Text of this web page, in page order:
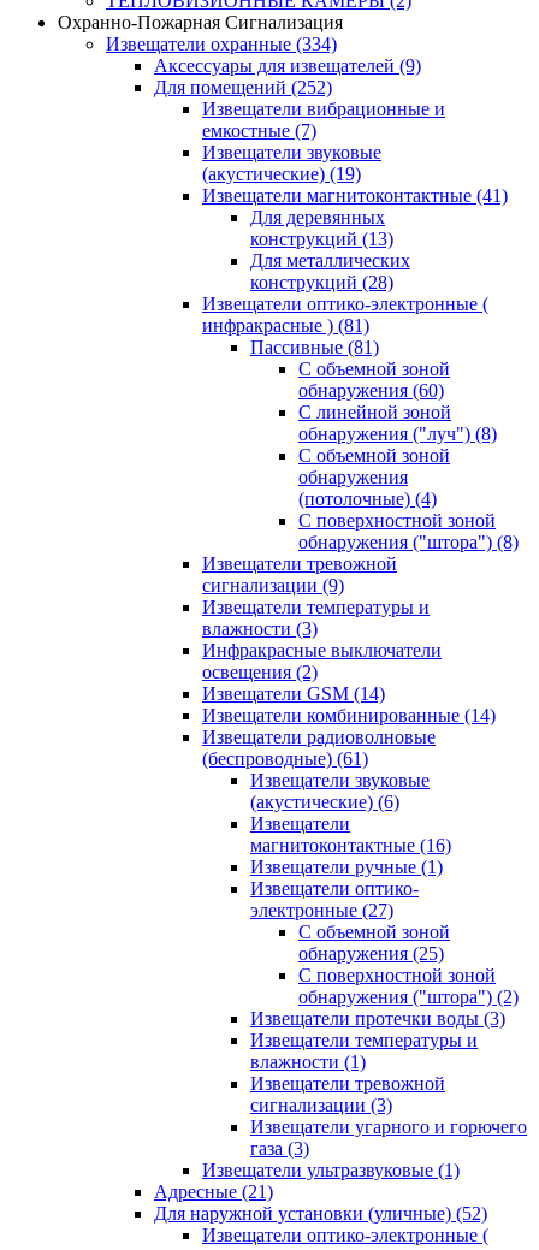
Охранно-Пожарная Сигнализация
Извещатели охранные (334)
Аксессуары для извещателей (9)
Для помещений (252)
Извещатели вибрационные и
емкостные (7)
Извещатели звуковые
(акустические) (19)
Извещатели магнитоконтактные (41)
Для деревянных
конструкций (13)
Для металлических
конструкций (28)
Извещатели оптико-электронные (
инфракрасные ) (81)
Пассивные (81)
С объемной зоной
обнаружения (60)
С линейной зоной
обнаружения ("луч") (8)
С объемной зоной
обнаружения
(потолочные) (4)
С поверхностной зоной
обнаружения ("штора") (8)
Извещатели тревожной
сигнализации (9)
Извещатели температуры и
влажности (3)
Инфракрасные выключатели
освещения (2)
Извещатели GSM (14)
Извещатели комбинированные (14)
Извещатели радиоволновые
(беспроводные) (61)
Извещатели звуковые
(акустические) (6)
Извещатели
магнитоконтактные (16)
Извещатели ручные (1)
Извещатели оптико-
электронные (27)
С объемной зоной
обнаружения (25)
С поверхностной зоной
обнаружения ("штора") (2)
Извещатели протечки воды (3)
Извещатели температуры и
влажности (1)
Извещатели тревожной
сигнализации (3)
Извещатели угарного и горючего
газа (3)
Извещатели ультразвуковые (1)
Адресные (21)
Для наружной установки (уличные) (52)
Извещатели оптико-электронные (